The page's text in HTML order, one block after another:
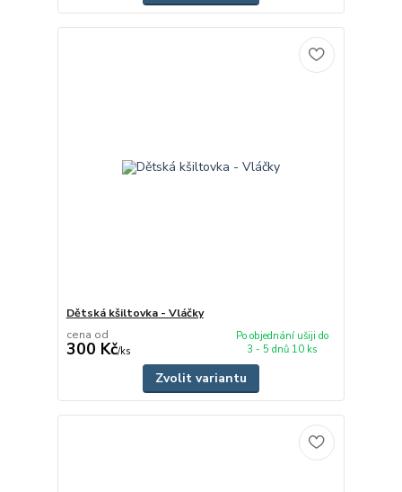
Dětská kšiltovka - Vláčky
cena od
300 Kč/ks
Po objednání ušiji do
3 - 5 dnů 10 ks
Zvolit variantu